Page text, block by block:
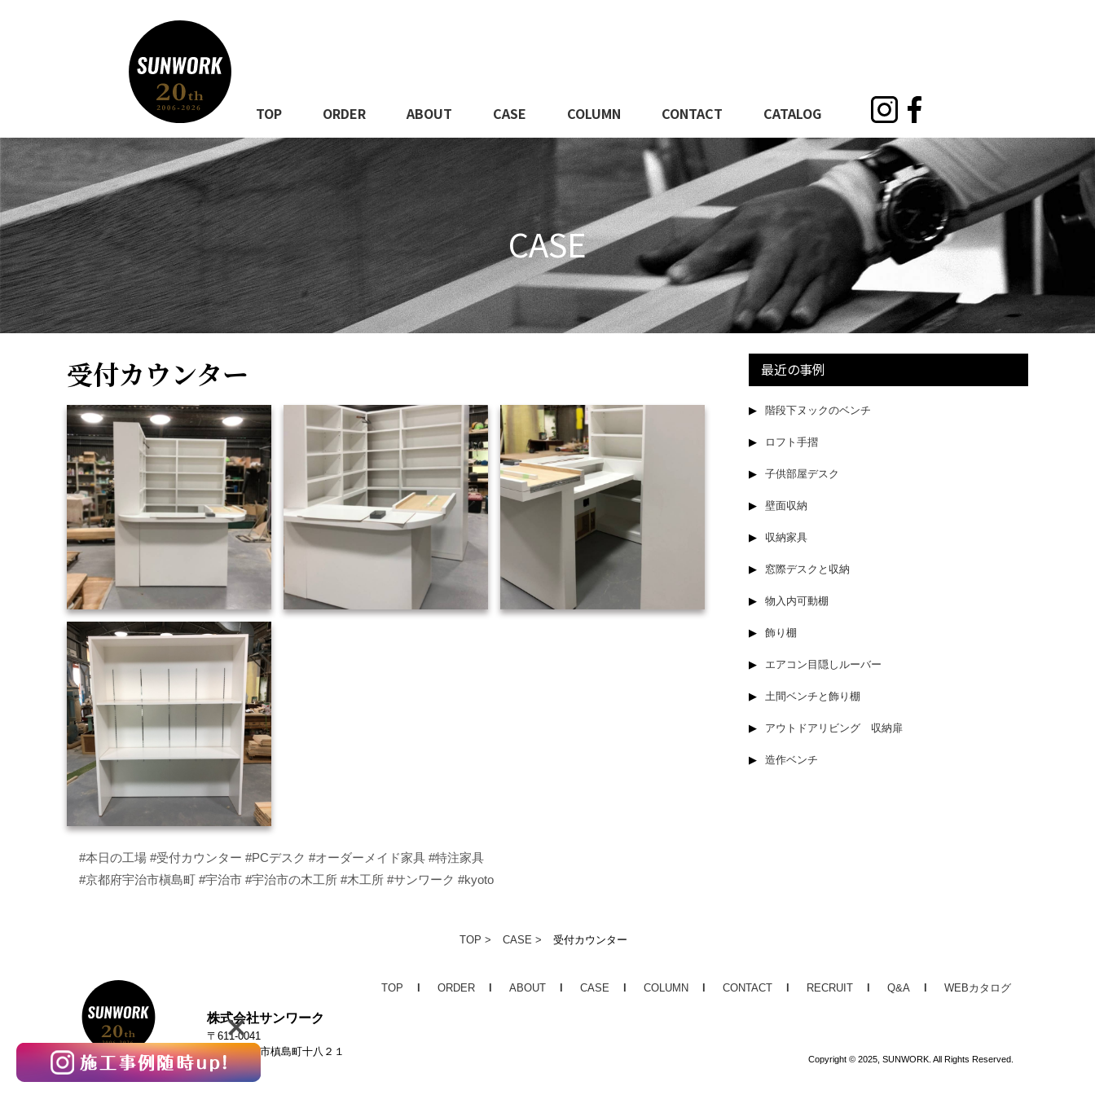
TOP ORDER ABOUT CASE COLUMN CONTACT CATALOG
CASE
受付カウンター
#本日の工場 #受付カウンター #PCデスク #オーダーメイド家具 #特注家具
#京都府宇治市槇島町 #宇治市 #宇治市の木工所 #木工所 #サンワーク #kyoto
最近の事例
階段下ヌックのベンチ
ロフト手摺
子供部屋デスク
壁面収納
収納家具
窓際デスクと収納
物入内可動棚
飾り棚
エアコン目隠しルーバー
土間ベンチと飾り棚
アウトドアリビング 収納扉
造作ベンチ
TOP CASE 受付カウンター
株式会社サンワーク
〒611-0041
京都府宇治市槙島町十八２１
TOP ORDER ABOUT CASE COLUMN CONTACT RECRUIT Q&A WEBカタログ
Copyright © 2025, SUNWORK. All Rights Reserved.